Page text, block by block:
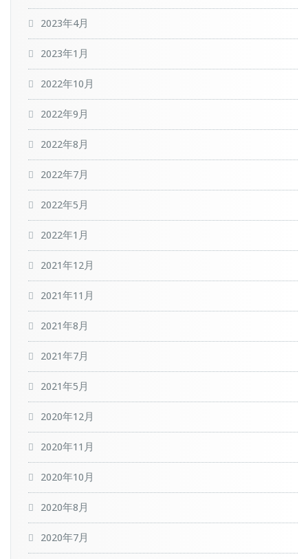
2023年4月
2023年1月
2022年10月
2022年9月
2022年8月
2022年7月
2022年5月
2022年1月
2021年12月
2021年11月
2021年8月
2021年7月
2021年5月
2020年12月
2020年11月
2020年10月
2020年8月
2020年7月